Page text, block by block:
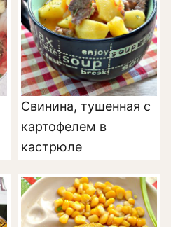
Свинина, тушенная с
картофелем в
кастрюле